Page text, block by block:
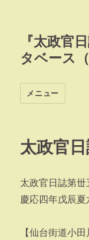
『太政官
タベース
メニュー
太政官
太政官日誌第丗
慶応四年戊辰夏
【仙台街道小